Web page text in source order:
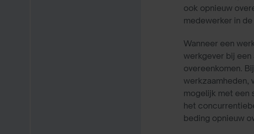
ook opnieuw
medewerker in
Wanneer een
werkgever bij
overeenkomen.
werkzaamheden,
mogelijk met een
het
beding opnieuw